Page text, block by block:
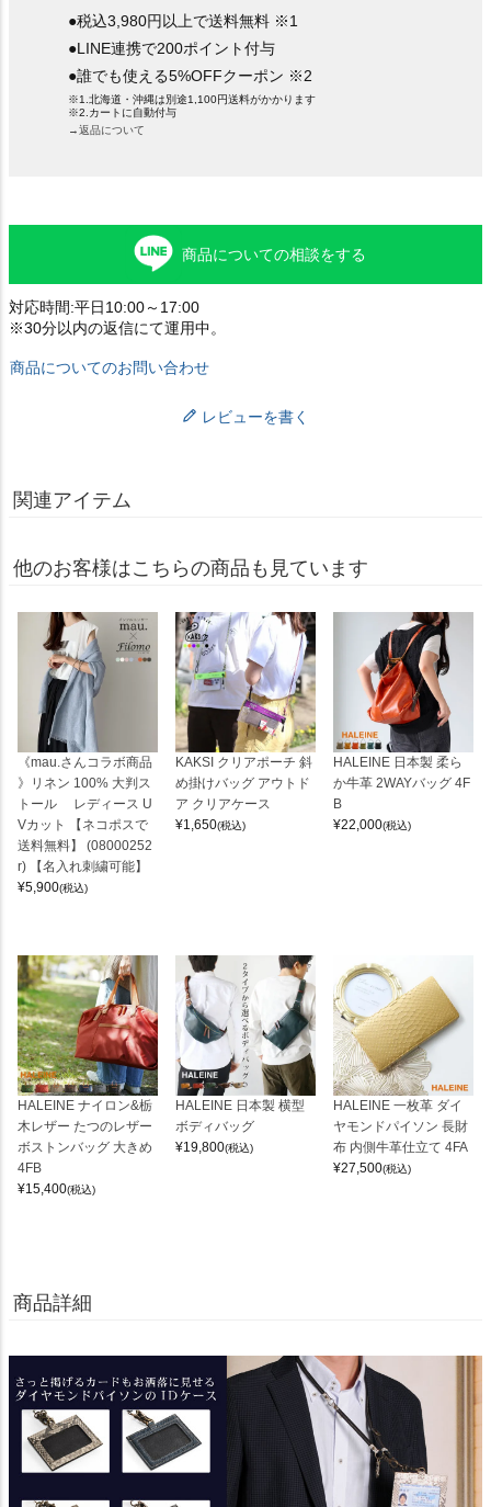
●税込3,980円以上で送料無料 ※1
●LINE連携で200ポイント付与
●誰でも使える5%OFFクーポン ※2
※1.北海道・沖縄は別途1,100円送料がかかります
※2.カートに自動付与
→返品について
商品についての相談をする
対応時間:平日10:00～17:00
※30分以内の返信にて運用中。
商品についてのお問い合わせ
レビューを書く
関連アイテム
他のお客様はこちらの商品も見ています
《mau.さんコラボ商品
》リネン 100% 大判ス
トール レディース U
Vカット 【ネコポスで
送料無料】 (08000252
r) 【名入れ刺繍可能】
¥5,900(税込)
KAKSI クリアポーチ 斜
め掛けバッグ アウトド
ア クリアケース
¥1,650(税込)
HALEINE 日本製 柔ら
か牛革 2WAYバッグ 4F
B
¥22,000(税込)
HALEINE ナイロン&栃
木レザー たつのレザー
ボストンバッグ 大きめ
4FB
¥15,400(税込)
HALEINE 日本製 横型
ボディバッグ
¥19,800(税込)
HALEINE 一枚革 ダイ
ヤモンドパイソン 長財
布 内側牛革仕立て 4FA
¥27,500(税込)
商品詳細